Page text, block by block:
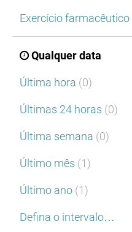
Exercício farmacêutico
Qualquer data
Última hora (0)
Últimas 24 horas (0)
Última semana (0)
Último mês (1)
Último ano (1)
Defina o intervalo…